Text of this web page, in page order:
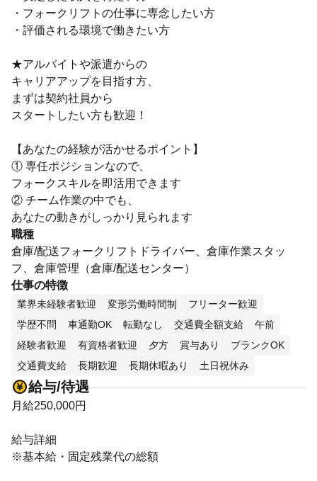
・フォークリフトの仕事に専念したい方
・評価される環境で働きたい方
★アルバイトや派遣からの
キャリアアップを目指す方、
まずは契約社員から
スタートしたい方も歓迎！
【あなたの経験が活かせるポイント】
① 専任ポジションなので、
フォークスキルを即活用できます
② チーム作業の中でも、
あなたの動きがしっかり見られます
職種
倉庫/配送フォークリフトドライバー、倉庫作業スタッ
フ、倉庫管理（倉庫/配送センター）
仕事の特徴
業界未経験者歓迎 変形労働時間制
フリーター歓迎
学歴不問
車通勤OK 転勤なし 交通費全額支給
午前
経験者歓迎
有資格者歓迎 夕方 賞与あり
ブランクOK
交通費支給
長期歓迎 長期休暇あり 土日祝休み
給与/待遇
月給250,000円
給与詳細
※基本給・固定残業代の総額